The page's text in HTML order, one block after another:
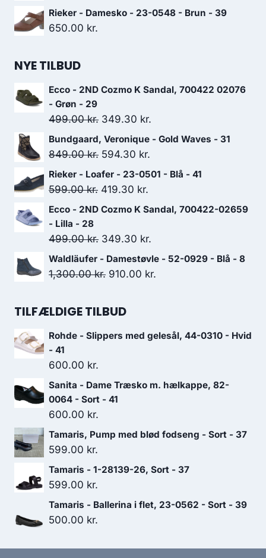
Rieker - Damesko - 23-0548 - Brun - 39
650.00 kr.
NYE TILBUD
Ecco - 2ND Cozmo K Sandal, 700422 02076
- Grøn - 29
499.00kr. Den
oprindelige
pris
499.00 kr..
349.30 kr.
aktuelle
Bundgaard, Veronique - Gold Waves - 31
849.00kr. Den
oprindelige
pris
594.30 kr.
aktuelle
594.30 kr..
Rieker - Loafer - 23-0501 - Blå - 41
599.00kr. Den
oprindelige
var:
599.00 kr..
419.30 kr.
aktuelle
er:
419.30 kr..
Ecco - 2ND Cozmo K Sandal, 700422-02659
- Lilla - 28
499.00kr. Den
oprindelige
pris
349.30 kr.
aktuelle
pris
Waldläufer - Damestøvle - 52-0929 - Blå - 8
1,300.00kr. Den
pris
1,300.00 kr..
910.00 kr.
910.00 kr..
TILFÆLDIGE TILBUD
Rohde - Slippers med gelesål, 44-0310 - Hvid
- 41
600.00 kr.
Sanita - Dame Træsko m. hælkappe, 82-
0064 - Sort - 41
600.00 kr.
Tamaris, Pump med blød fodseng - Sort - 37
599.00 kr.
Tamaris - 1-28139-26, Sort - 37
599.00 kr.
Tamaris - Ballerina i flet, 23-0562 - Sort - 39
500.00 kr.